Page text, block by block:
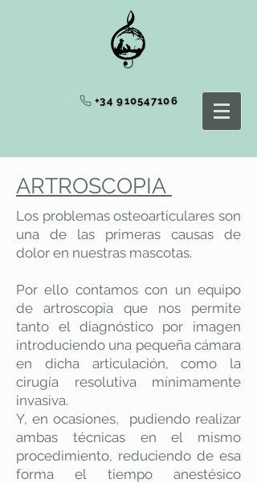
+34 910547106
ARTROSCOPIA
Los problemas osteoarticulares son
una de las primeras causas de
dolor en nuestras mascotas.
Por ello contamos con un equipo
de artroscopia que nos permite
tanto el diagnóstico por imagen
introduciendo una pequeña cámara
en dicha articulación, como la
cirugía resolutiva mínimamente
invasiva.
Y, en ocasiones, pudiendo realizar
ambas técnicas en el mismo
procedimiento, reduciendo de esa
forma el tiempo anestésico